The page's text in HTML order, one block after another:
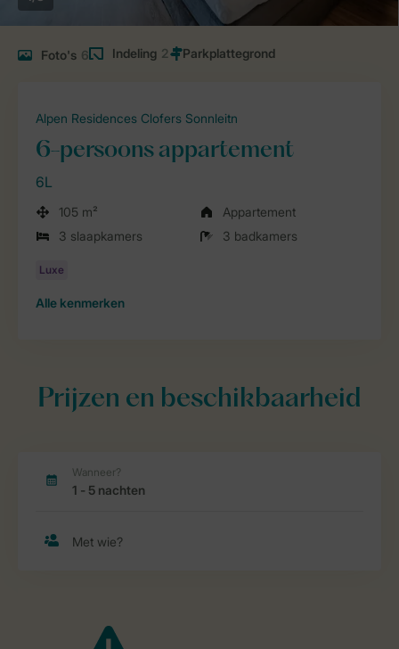
Foto's 6 Indeling 2
Alpen Residences Clofers Sonnleitn
6-persoons appartement
6L
105 m²
Appartement
3 slaapkamers
3 badkamers
Alle kenmerken
Prijzen en beschikbaarheid